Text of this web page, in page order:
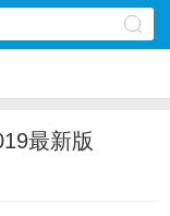
最新版